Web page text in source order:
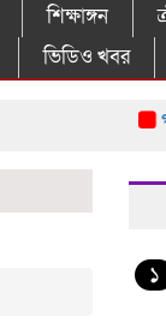
শিক্ষাঙ্গন
ভিডিও খবর
১